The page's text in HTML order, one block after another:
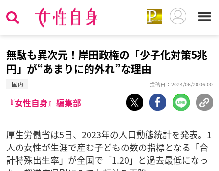
無駄も異次元！岸田政権の「少子化対策5兆
円」が“あまりに的外れ”な理由
国内 投稿日：2024/06/20 06:00
『女性自身』編集部
厚生労働省は5日、2023年の人口動態統計を発表。1
人の女性が生涯で産む子どもの数の指標となる「合
計特殊出生率」が全国で「1.20」と過去最低になっ